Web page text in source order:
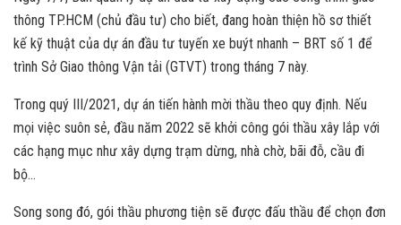
thông TP.HCM (chủ đầu tư) cho biết, đang hoàn thiện hồ sơ thiết
kế kỹ thuật của dự án đầu tư tuyến xe buýt nhanh – BRT số 1 để
trình Sở Giao thông Vận tải (GTVT) trong tháng 7 này.
Trong quý III/2021, dự án tiến hành mời thầu theo quy định. Nếu
mọi việc suôn sẻ, đầu năm 2022 sẽ khởi công gói thầu xây lắp với
các hạng mục như xây dựng trạm dừng, nhà chờ, bãi đỗ, cầu đi
bộ…
Song song đó, gói thầu phương tiện sẽ được đấu thầu để chọn đơn